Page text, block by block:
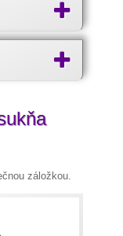
záložkou.